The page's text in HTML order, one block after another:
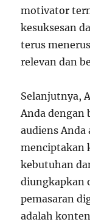
motivator
kesuksesan
terus
relevan dan
Selanjutnya,
Anda dengan
audiens
menciptakan
kebutuhan
diungkapkan
pemasaran
adalah